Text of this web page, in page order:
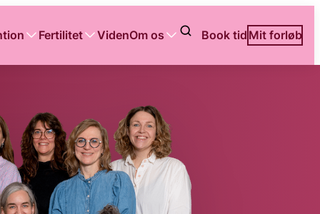
Fertilitet VidenOm os Book tid Mit forløb